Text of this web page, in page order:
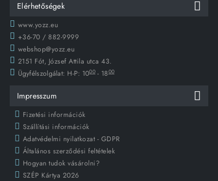
Elérhetőségek
www.yozz.eu
+36-70 / 882-9999
webshop@yozz.eu
2151 Fót, József Attila utca 43.
Ügyfélszolgálat: H-P: 1000 - 1800
Impresszum
Fizetési információk
Szállítási információk
Adatvédelmi nyilatkozat - GDPR
Általános szerződési feltételek
Hogyan tudok vásárolni?
SZÉP Kártya 2026